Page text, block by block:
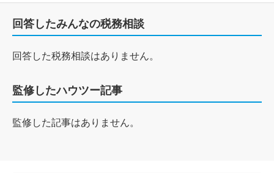
回答したみんなの税務相談
回答した税務相談はありません。
監修したハウツー記事
監修した記事はありません。